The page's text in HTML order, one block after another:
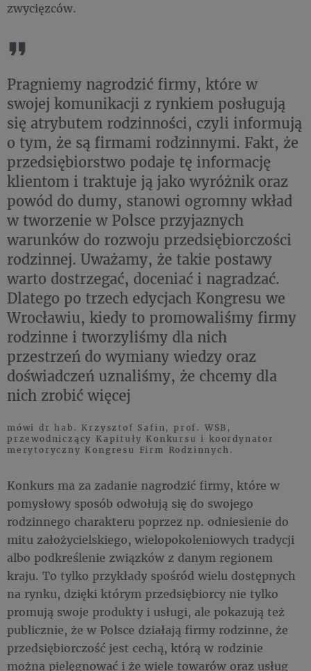
zwycięzców.
Pragniemy nagrodzić firmy, które w
swojej komunikacji z rynkiem posługują
się atrybutem rodzinności, czyli informują
o tym, że są firmami rodzinnymi. Fakt, że
przedsiębiorstwo podaje tę informację
klientom i traktuje ją jako wyróżnik oraz
powód do dumy, stanowi ogromny wkład
w tworzenie w Polsce przyjaznych
warunków do rozwoju przedsiębiorczości
rodzinnej. Uważamy, że takie postawy
warto dostrzegać, doceniać i nagradzać.
Dlatego po trzech edycjach Kongresu we
Wrocławiu, kiedy to promowaliśmy firmy
rodzinne i tworzyliśmy dla nich
przestrzeń do wymiany wiedzy oraz
doświadczeń uznaliśmy, że chcemy dla
nich zrobić więcej
mówi dr hab. Krzysztof Safin, prof. WSB,
przewodniczący Kapituły Konkursu i koordynator
merytoryczny Kongresu Firm Rodzinnych.
Konkurs ma za zadanie nagrodzić firmy, które w
pomysłowy sposób odwołują się do swojego
rodzinnego charakteru poprzez np. odniesienie do
mitu założycielskiego, wielopokoleniowych tradycji
albo podkreślenie związków z danym regionem
kraju. To tylko przykłady spośród wielu dostępnych
na rynku, dzięki którym przedsiębiorcy nie tylko
promują swoje produkty i usługi, ale pokazują też
publicznie, że w Polsce działają firmy rodzinne, że
przedsiębiorczość jest cechą, którą w rodzinie
można pielęgnować i że wiele towarów oraz usług